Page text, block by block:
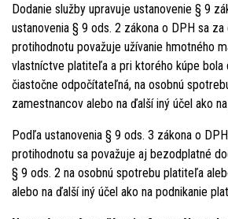
Dodanie služby upravuje ustanovenie § 9
ustanovenia § 9 ods. 2 zákona o DPH sa
protihodnotu považuje užívanie hmotného
vlastníctve platiteľa a pri ktorého kúpe bola
čiastočne odpočítateľná, na osobnú
zamestnancov alebo na ďalší iný účel ako
Podľa ustanovenia § 9 ods. 3 zákona o
protihodnotu sa považuje aj bezodplatné
§ 9 ods. 2 na osobnú spotrebu platiteľa
alebo na ďalší iný účel ako na podnikanie